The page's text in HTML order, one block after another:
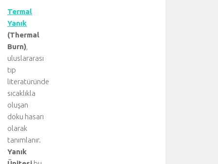
Termal
Yanık
(Thermal
Burn)
uluslararası
tıp
literatüründe
sıcaklıkla
oluşan
doku hasarı
olarak
tanımlanır.
Yanık